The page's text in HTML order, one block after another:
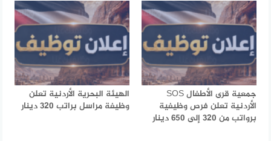
جمعية قرى الأطفال SOS
الأردنية تعلن فرص وظيفية
برواتب من 320 إلى 650 دينار
الهيئة البحرية الأردنية تعلن
وظيفة مراسل براتب 320 دينار